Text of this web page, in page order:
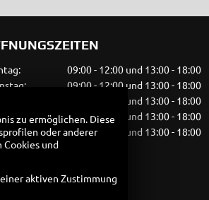
09:00 - 12:00 und 13:00 - 18:00
09:00 - 12:00 und 13:00 - 18:00
09:00 - 12:00 und 13:00 - 18:00
09:00 - 12:00 und 13:00 - 18:00
09:00 - 12:00 und 13:00 - 18:00
zu ermöglichen. Diese
oder anderer
und
aktiven Zustimmung